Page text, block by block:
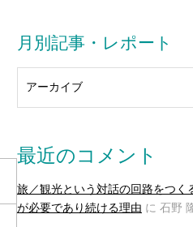
月別記事・レポート
最近のコメント
旅／観光という対話の回路をつく
が必要であり続ける理由 に 石野